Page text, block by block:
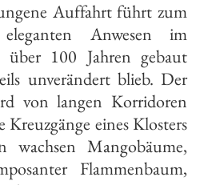
Auffahrt führt zum
Anwesen im
100 Jahren gebaut
unverändert blieb. Der
von langen Korridoren
eines Klosters
Mangobäume,
Flammenbaum,